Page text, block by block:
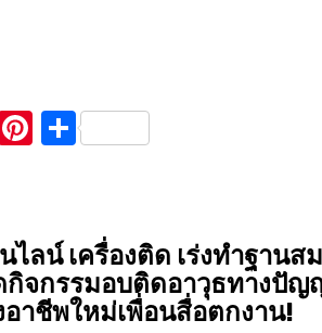
Pinterest
Share
ลน์ เครื่องติด เร่งทำฐานส
กิจกรรมอบติดอาวุธทางปั
าชีพใหม่เพื่อนสื่อตกงาน!